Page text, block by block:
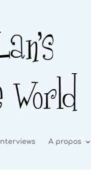
Interviews A propos